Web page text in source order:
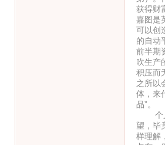
获得财
嘉图是
可以创
的自动
前半期
吹生产
积压而
之所以
体，来
品”。
个人
望，毕
样理解